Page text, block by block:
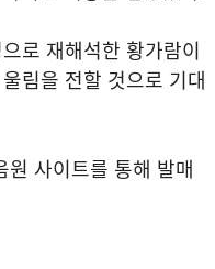
로 재해석한 황가람이
림을 전할 것으로 기대
사이트를 통해 발매